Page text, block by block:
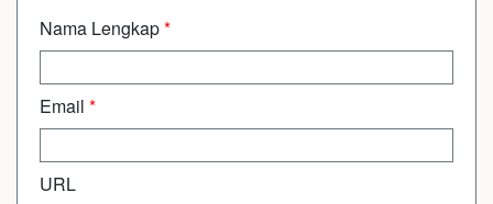
Nama Lengkap*
Email *
URL